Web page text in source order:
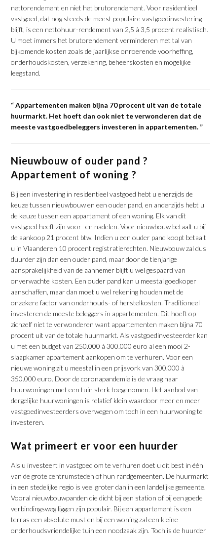
nettorendement en niet het brutorendement. Voor residentieel
vastgoed, dat nog steeds de meest populaire vastgoedinvestering
blijft, is een nettohuur-rendement van 2,5 à 3,5 procent realistisch.
U moet immers het brutorendement verminderen met tal van
bijkomende kosten zoals de jaarlijkse onroerende voorheffing,
onderhoudskosten, verzekering, beheerskosten en mogelijke
leegstand.
“ Appartementen maken bijna 70 procent uit van de totale
huurmarkt. Het hoeft dan ook niet te verwonderen dat de
meeste vastgoedbeleggers investeren in appartementen. ”
Nieuwbouw of ouder pand ?
Appartement of woning ?
Bij een investering in residentieel vastgoed hebt u enerzijds de
keuze tussen nieuwbouw en een ouder pand, en anderzijds hebt u
de keuze tussen een appartement of een woning. Elk van dit
vastgoed heeft zijn voor- en nadelen. Voor nieuwbouw betaalt u bij
de aankoop 21 procent btw. Indien u een ouder pand koopt betaalt
u in Vlaanderen 10 procent registratierechten. Nieuwbouw zal dus
duurder zijn dan een ouder pand, maar door de tienjarige
aansprakelijkheid van de aannemer blijft u wel gespaard van
onverwachte kosten. Een ouder pand kan u meestal goedkoper
aanschaffen, maar dan moet u wel rekening houden met de
onzekere factor van onderhouds- of herstelkosten. Traditioneel
investeren de meeste beleggers in appartementen. Dit hoeft op
zichzelf niet te verwonderen want appartementen maken bijna 70
procent uit van de totale huurmarkt. Als vastgoedinvesteerder kan
u met een budget van 250.000 à 300.000 euro al een mooi 2-
slaapkamer appartement aankopen om te verhuren. Voor een
nieuwe woning zit u meestal in een prijsvork van 300.000 à
350.000 euro. Door de coronapandemie is de vraag naar
huurwoningen met een tuin sterk toegenomen. Het aanbod van
dergelijke huurwoningen is relatief klein waardoor meer en meer
vastgoedinvesteerders overwegen om toch in een huurwoning te
investeren.
Wat primeert er voor een huurder
Als u investeert in vastgoed om te verhuren doet u dit best in één
van de grote centrumsteden of hun randgemeenten. De huurmarkt
in een stedelijke regio is veel groter dan in een landelijke gemeente.
Vooral nieuwbouwpanden die dicht bij een station of bij een goede
verbindingsweg liggen zijn populair. Bij een appartement is een
terras een absolute must en bij een woning zal een kleine
onderhoudsvriendelijke tuin een noodzaak zijn. Toch is de huurder